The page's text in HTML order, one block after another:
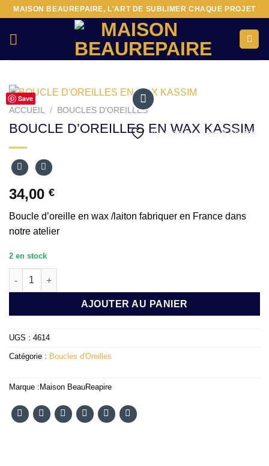
Passer
contenu
MAISON BEAUREPAIRE, L'ART DE SUBLIMER CHAQUE PROJET
Save
Ajouter à la liste d’envies
ACCUEIL / BOUCLES D'OREILLES
BOUCLE D’OREILLES EN WAX KASSIM
34,00 €
Boucle d’oreille en wax /laiton fabriquer en France dans
notre atelier
2 en stock
quantité de BOUCLE D'OREILLES EN WAX KASSIM
AJOUTER AU PANIER
UGS : 4614
Catégorie : Boucles d'Oreilles
Marque : Maison BeauReapire